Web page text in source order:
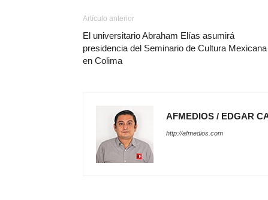
Artículo anterior
El universitario Abraham Elías asumirá
presidencia del Seminario de Cultura Mexicana
en Colima
AFMEDIOS / EDGAR
http://afmedios.com